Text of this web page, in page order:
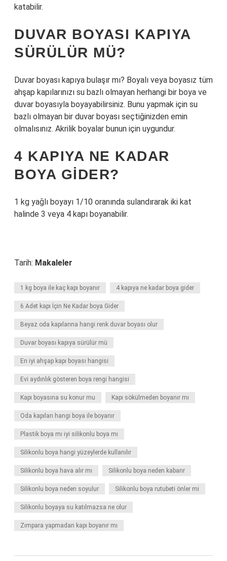
katabilir.
DUVAR BOYASI KAPIYA
SÜRÜLÜR MÜ?
Duvar boyası kapıya bulaşır mı? Boyalı veya boyasız tüm
ahşap kapılarınızı su bazlı olmayan herhangi bir boya ve
duvar boyasıyla boyayabilirsiniz. Bunu yapmak için su
bazlı olmayan bir duvar boyası seçtiğinizden emin
olmalısınız. Akrilik boyalar bunun için uygundur.
4 KAPIYA NE KADAR
BOYA GIDER?
1 kg yağlı boyayı 1/10 oranında sulandırarak iki kat
halinde 3 veya 4 kapı boyanabilir.
Tarih: Makaleler
1 kg boya ile kaç kapı boyanır 4 kapıya ne kadar boya gider
6 Adet kapı İçin Ne Kadar boya Gider
Beyaz oda kapılarına hangi renk duvar boyası olur
Duvar boyası kapıya sürülür mü
En iyi ahşap kapı boyası hangisi
Evi aydınlık gösteren boya rengi hangisi
Kapı boyasına su konur mu Kapı sökülmeden boyanır mı
Oda kapıları hangi boya ile boyanır
Plastik boya mı iyi silikonlu boya mı
Silikonlu boya hangi yüzeylerde kullanılır
Silikonlu boya hava alır mı Silikonlu boya neden kabarır
Silikonlu boya neden soyulur Silikonlu boya rutubeti önler mi
Silikonlu boyaya su katılmazsa ne olur
Zımpara yapmadan kapı boyanır mı